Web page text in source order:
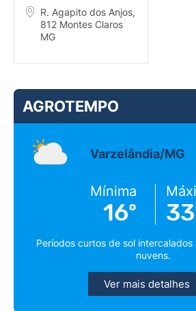
R. Agapito dos Anjos,
812 Montes Claros
MG
AGROTEMPO
Varzelândia/MG
Mínima
16º
Períodos curtos de sol
nuvens.
Ver mais detalhes